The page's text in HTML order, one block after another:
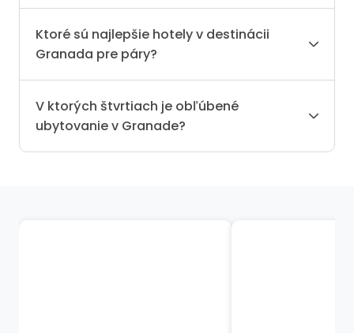
Ktoré sú najlepšie hotely v destinácii
Granada pre páry?
V ktorých štvrtiach je obľúbené
ubytovanie v Granade?